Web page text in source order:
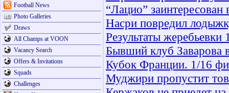
Football News
Photo Galleries
Draws
All Champs at VOON
Vacancy Search
Offers & Invitations
Squads
Challenges
“Лацио”
Насри повредил
Результаты
Бывший клуб Заварова
Кубок Франции. 1/16
Муджири пропустит